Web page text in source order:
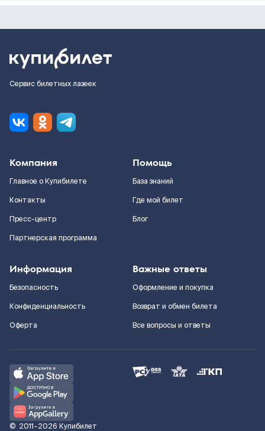
Сервис билетных лазеек
Компания
Главное о Купибилете
Контакты
Пресс-центр
Партнерская программа
Помощь
База знаний
Где мой билет
Блог
Информация
Безопасность
Конфиденциальность
Оферта
Важные ответы
Оформление и покупка
Возврат и обмен билета
Все вопросы и ответы
© 2011–2026 Купибилет